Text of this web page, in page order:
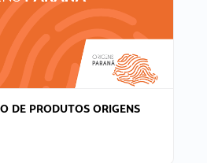
DE PRODUTOS ORIGENS